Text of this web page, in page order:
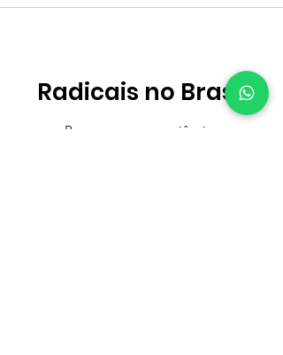
Radicais no Brasil
Promovemos experiências